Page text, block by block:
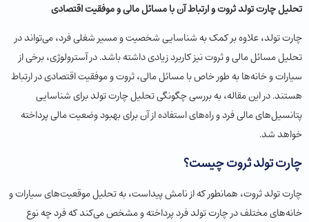
تحلیل چارت تولد ثروت و ارتباط آن با مسائل مالی و موفقیت اقتصادی
چارت تولد، علاوه بر کمک به شناسایی شخصیت و مسیر شغلی فرد، می‌تواند در
تحلیل مسائل مالی و ثروت نیز کاربرد زیادی داشته باشد. در آسترولوژی، برخی از
سیارات و خانه‌ها به طور خاص با مسائل مالی، ثروت و موفقیت اقتصادی در ارتباط
هستند. در این مقاله، به بررسی چگونگی تحلیل چارت تولد برای شناسایی
پتانسیل‌های مالی فرد و راه‌های استفاده از آن برای بهبود وضعیت مالی پرداخته
خواهد شد.
چارت تولد ثروت چیست؟
چارت تولد ثروت، همانطور که از نامش پیداست، به تحلیل موقعیت‌های سیارات و
خانه‌های مختلف در چارت تولد فرد پرداخته و مشخص می‌کند که فرد چه نوع